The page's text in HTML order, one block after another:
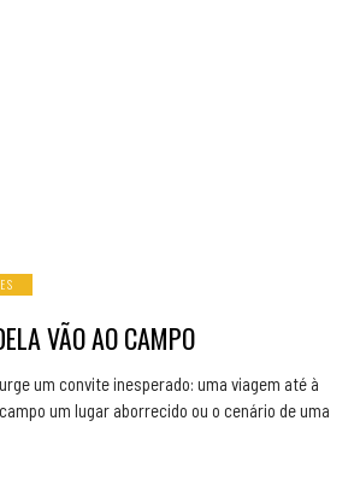
VÃO AO CAMPO
um convite inesperado: uma viagem até à
um lugar aborrecido ou o cenário de uma